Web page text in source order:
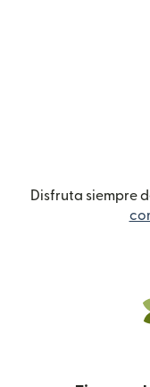
Disfruta siempre